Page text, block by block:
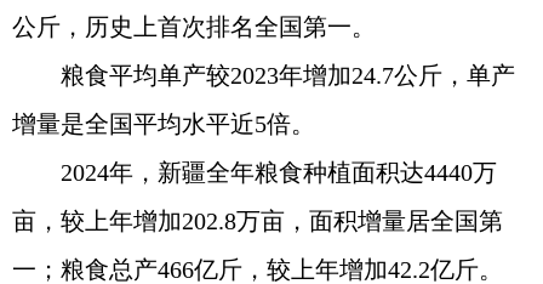
公斤，历史上首次排名全国第一。
粮食平均单产较2023年增加24.7公斤，单产
增量是全国平均水平近5倍。
2024年，新疆全年粮食种植面积达4440万
亩，较上年增加202.8万亩，面积增量居全国第
一；粮食总产466亿斤，较上年增加42.2亿斤。